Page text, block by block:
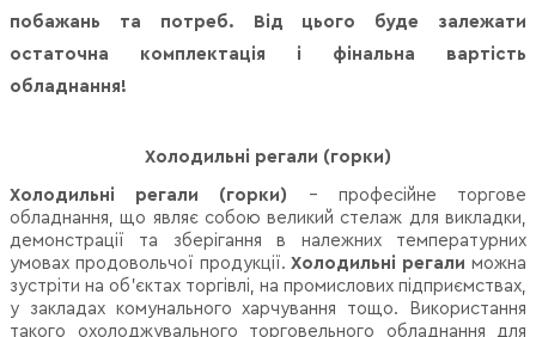
побажань та потреб. Від цього буде залежати
остаточна комплектація і фінальна вартість
обладнання!
Холодильні регали (горки)
Холодильні регали (горки)
– професійне торгове
обладнання, що являє собою великий стелаж для викладки,
демонстрації та зберігання в належних температурних
умовах продовольчої продукції.Холодильні регали можна
зустріти на об'єктах торгівлі, на промислових підприємствах,
у закладах комунального харчування тощо. Використання
такого охолоджувального торговельного обладнання для